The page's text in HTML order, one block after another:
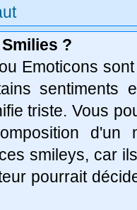
?
Emoticons
sentiments
triste. Vous
d'un
smileys, car
pourrait